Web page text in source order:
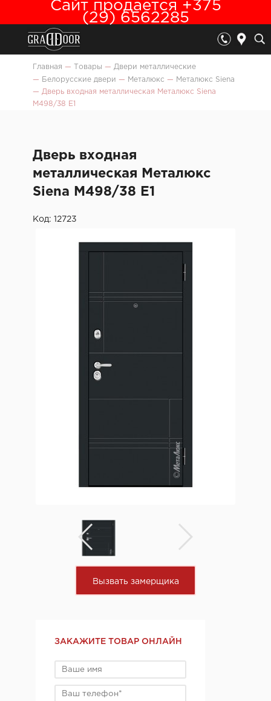
Сайт продается +375
(29) 6562285
Главная — Товары — Двери металлические
—
Белорусские двери — Металюкс —
Металюкс Siena
— Дверь входная металлическая Металюкс Siena
М498/38 Е1
Дверь входная
металлическая Металюкс
Siena М498/38 Е1
Код: 12723
Вызвать замерщика
ЗАКАЖИТЕ ТОВАР ОНЛАЙН